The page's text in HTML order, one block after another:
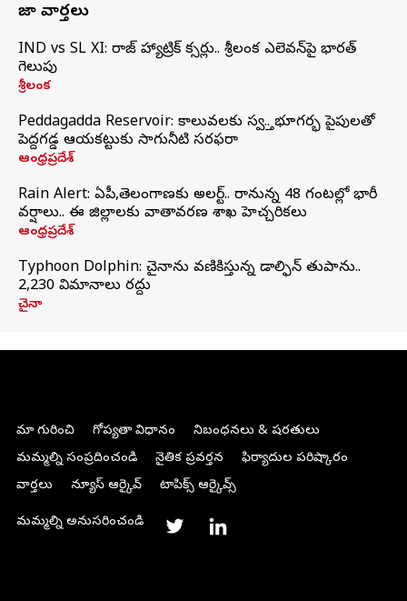
తాజా వార్తలు
IND vs SL XI: సిరాజ్‌ హ్యాట్రిక్‌ సిక్సర్లు.. శ్రీలంక ఎలెవన్‌పై భారత్‌
గెలుపు
శ్రీలంక
Peddagadda Reservoir: కాలువలకు స్వస్తి.. భూగర్భ పైపులతో
పెద్దగడ్డ ఆయకట్టుకు సాగునీటి సరఫరా
ఆంధ్రప్రదేశ్
Rain Alert: ఏపీ,తెలంగాణకు అలర్ట్.. రానున్న 48 గంటల్లో భారీ
వర్షాలు.. ఈ జిల్లాలకు వాతావరణ శాఖ హెచ్చరికలు
ఆంధ్రప్రదేశ్
Typhoon Dolphin: చైనాను వణికిస్తున్న డాల్ఫిన్‌ తుపాను..
2,230 విమానాలు రద్దు
చైనా
మా గురించి గోప్యతా విధానం
నిబంధనలు & షరతులు
మమ్మల్ని సంప్రదించండి
నైతిక ప్రవర్తన
ఫిర్యాదుల పరిష్కారం
వార్తలు
న్యూస్ ఆర్కైవ్ టాపిక్స్ ఆర్కైవ్స్
మమ్మల్ని అనుసరించండి